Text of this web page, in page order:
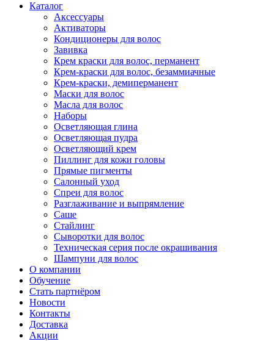
Каталог
Аксессуары
Активаторы
Кондиционеры для волос
Завивка
Крем краски для волос, перманент
Крем-краски для волос, безаммиачные
Крем-краски, демиперманент
Маски для волос
Масла для волос
Наборы
Осветляющая глина
Осветляющая пудра
Осветляющий крем
Пиллинг для кожи головы
Прямые пигменты
Салонный уход
Спреи для волос
Разглаживание и выпрямление
Саше
Стайлинг
Сыворотки для волос
Техническая серия после окрашивания
Шампуни для волос
О компании
Обучение
Стать партнёром
Новости
Контакты
Доставка
Акции